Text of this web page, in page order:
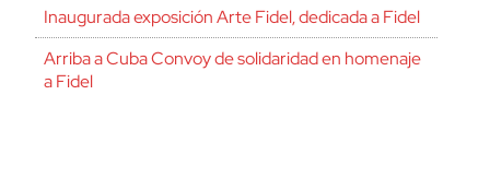
Inaugurada exposición Arte Fidel, dedicada a Fidel
Arriba a Cuba Convoy de solidaridad en homenaje
a Fidel